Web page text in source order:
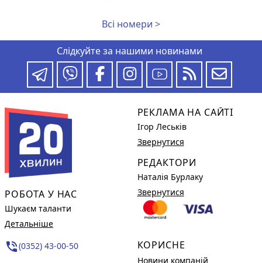
Всі номери >
Слідкуйте за нашими новинами
РОБОТА У НАС
Шукаєм таланти
Детальніше
phone_in_talk(0352) 43-00-50
РЕКЛАМА НА САЙТІ
Ігор Леськів
Звернутися
РЕДАКТОРИ
Наталія Бурлаку
Звернутися
КОРИСНЕ
Новини компаній